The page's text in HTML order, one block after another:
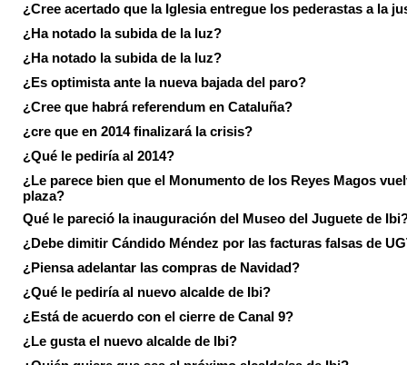
¿Cree acertado que la Iglesia entregue los pederastas a la
¿Ha notado la subida de la luz?
¿Ha notado la subida de la luz?
¿Es optimista ante la nueva bajada del paro?
¿Cree que habrá referendum en Cataluña?
¿cre que en 2014 finalizará la crisis?
¿Qué le pediría al 2014?
¿Le parece bien que el Monumento de los Reyes Magos
plaza?
Qué le pareció la inauguración del Museo del Juguete de
¿Debe dimitir Cándido Méndez por las facturas falsas de
¿Piensa adelantar las compras de Navidad?
¿Qué le pediría al nuevo alcalde de Ibi?
¿Está de acuerdo con el cierre de Canal 9?
¿Le gusta el nuevo alcalde de Ibi?